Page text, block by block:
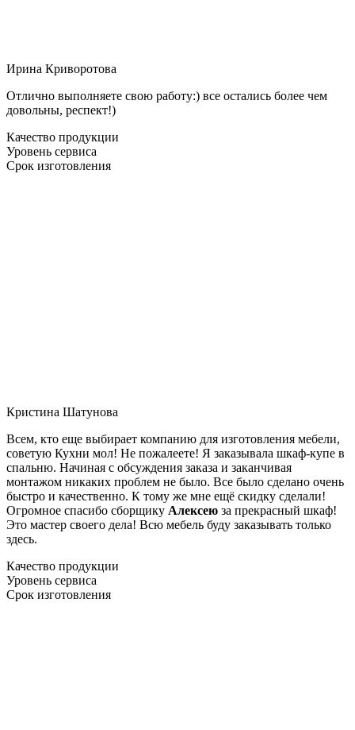
Ирина Криворотова
Отлично выполняете свою работу:) все остались более чем
довольны, респект!)
Качество продукции
Уровень сервиса
Срок изготовления
Кристина Шатунова
Всем, кто еще выбирает компанию для изготовления мебели,
советую Кухни мол! Не пожалеете! Я заказывала шкаф-купе в
спальню. Начиная с обсуждения заказа и заканчивая
монтажом никаких проблем не было. Все было сделано очень
быстро и качественно. К тому же мне ещё скидку сделали!
Огромное спасибо сборщику Алексею за прекрасный шкаф!
Это мастер своего дела! Всю мебель буду заказывать только
здесь.
Качество продукции
Уровень сервиса
Срок изготовления